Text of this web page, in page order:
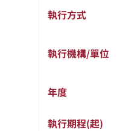
執行方式
執行機構/單位
年度
執行期程(起)